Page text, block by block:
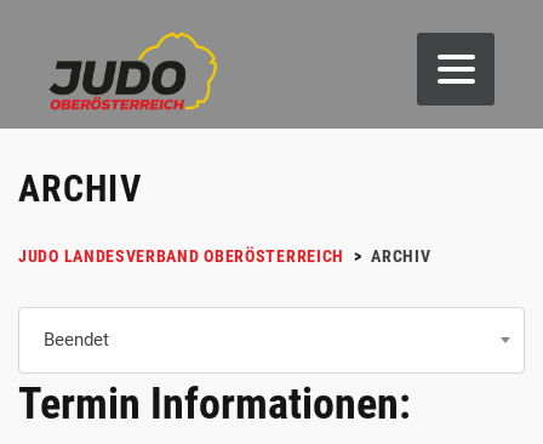
ARCHIV
JUDO LANDESVERBAND OBERÖSTERREICH > ARCHIV
Beendet
Termin Informationen: